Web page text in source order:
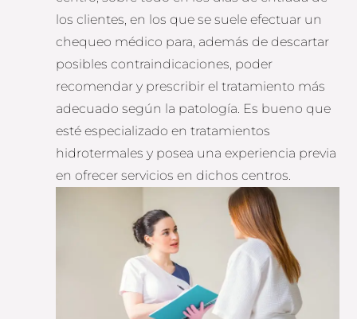
los clientes, en los que se suele efectuar un
chequeo médico para, además de descartar
posibles contraindicaciones, poder
recomendar y prescribir el tratamiento más
adecuado según la patología. Es bueno que
esté especializado en tratamientos
hidrotermales y posea una experiencia previa
en ofrecer servicios en dichos centros.